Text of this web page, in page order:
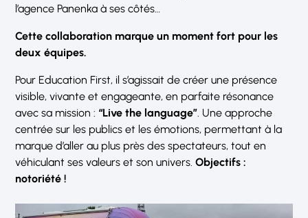
l’agence Panenka à ses côtés…
Cette collaboration marque un moment fort pour les
deux équipes.
Pour Education First, il s’agissait de créer une présence
visible, vivante et engageante, en parfaite résonance
avec sa mission : “Live the language” . Une approche
centrée sur les publics et les émotions, permettant à la
marque d’aller au plus près des spectateurs, tout en
véhiculant ses valeurs et son univers.Objectifs :
notoriété !